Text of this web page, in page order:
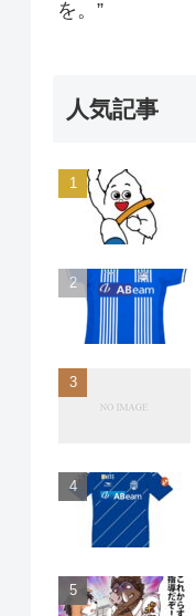
を。”
人気記事